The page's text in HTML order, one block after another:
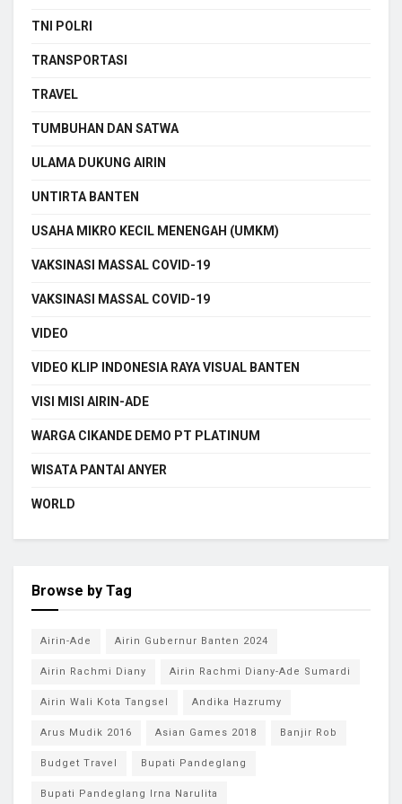
TNI POLRI
TRANSPORTASI
TRAVEL
TUMBUHAN DAN SATWA
ULAMA DUKUNG AIRIN
UNTIRTA BANTEN
USAHA MIKRO KECIL MENENGAH (UMKM)
VAKSINASI MASSAL COVID-19
VAKSINASI MASSAL COVID-19
VIDEO
VIDEO KLIP INDONESIA RAYA VISUAL BANTEN
VISI MISI AIRIN-ADE
WARGA CIKANDE DEMO PT PLATINUM
WISATA PANTAI ANYER
WORLD
Browse by Tag
Airin-Ade Airin Gubernur Banten 2024
Airin Rachmi Diany Airin Rachmi Diany-Ade Sumardi
Airin Wali Kota Tangsel Andika Hazrumy
Arus Mudik 2016 Asian Games 2018 Banjir Rob
Budget Travel Bupati Pandeglang
Bupati Pandeglang Irna Narulita